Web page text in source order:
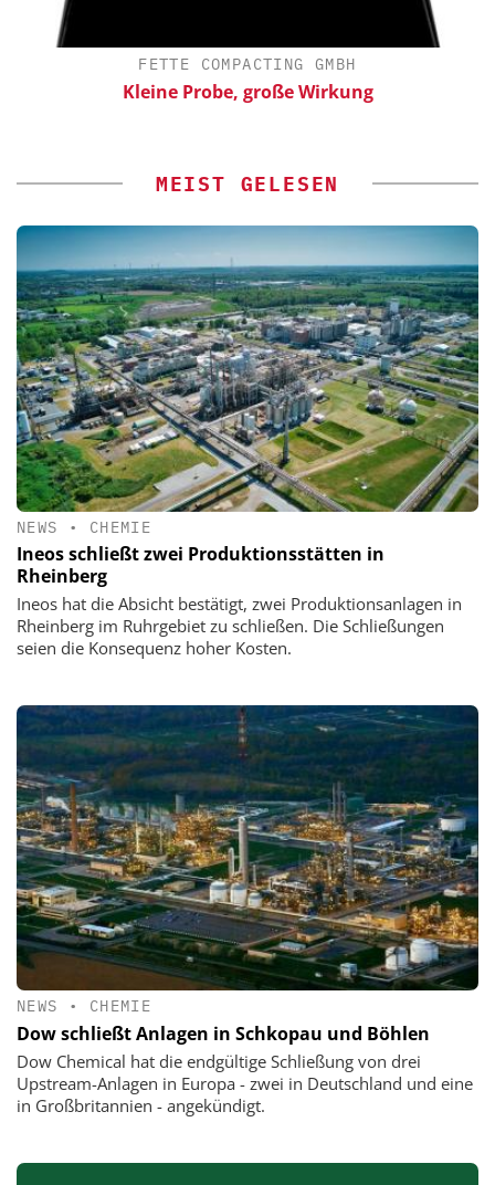
FETTE COMPACTING GMBH
Kleine Probe, große Wirkung
MEIST GELESEN
NEWS • CHEMIE
Ineos schließt zwei Produktionsstätten in
Rheinberg
Ineos hat die Absicht bestätigt, zwei Produktionsanlagen in
Rheinberg im Ruhrgebiet zu schließen. Die Schließungen
seien die Konsequenz hoher Kosten.
NEWS • CHEMIE
Dow schließt Anlagen in Schkopau und Böhlen
Dow Chemical hat die endgültige Schließung von drei
Upstream-Anlagen in Europa - zwei in Deutschland und eine
in Großbritannien - angekündigt.